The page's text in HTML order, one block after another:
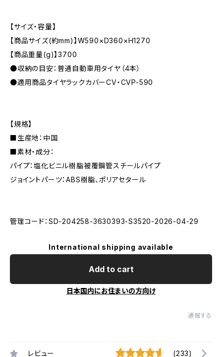
【サイズ・容量】
【商品サイズ(約mm)】W590×D360×H1270
【商品重量(g)】3700
●収納の目安：普通自動車用タイヤ（4本）
●適用商品タイヤラックカバーCV・CVP-590
【規格】
■生産地：中国
■素材・成分：
パイプ：塩化ビニル樹脂被覆鋼管スチールパイプ
ジョイントパーツ：ABS樹脂、ポリアセタール
管理コード：SD-204258-3630393-S3520-2026-04-29
International shipping available
Add to cart
日本国内にお住まいの方向け
通報する
レビュー (233)